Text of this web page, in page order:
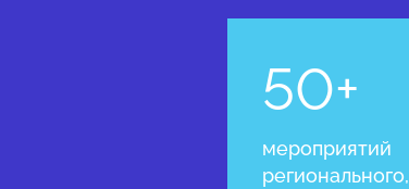
50+
мероприятий
регионального,